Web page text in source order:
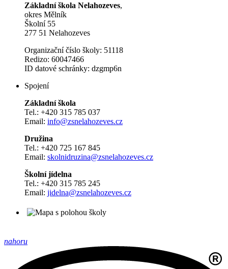
Základní škola Nelahozeves,
okres Mělník
Školní 55
277 51 Nelahozeves
Organizační číslo školy: 51118
Redizo: 60047466
ID datové schránky: dzgmp6n
Spojení
Základní škola
Tel.: +420 315 785 037
Email: info@zsnelahozeves.cz
Družina
Tel.: +420 725 167 845
Email: skolnidruzina@zsnelahozeves.cz
Školní jídelna
Tel.: +420 315 785 245
Email: jidelna@zsnelahozeves.cz
nahoru